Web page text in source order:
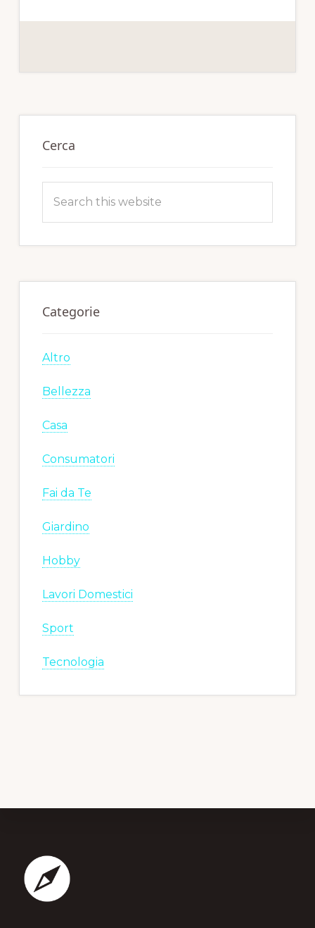
Primary
Sidebar
Cerca
this
Categorie
Altro
Bellezza
Casa
Consumatori
Fai da Te
Giardino
Hobby
Lavori Domestici
Sport
Tecnologia